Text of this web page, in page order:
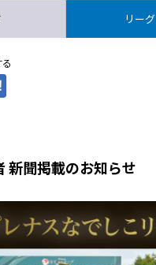
リーグ
新聞掲載のお知らせ